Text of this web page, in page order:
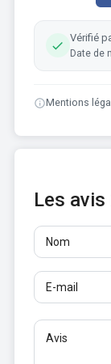
Vérifié
Date de
Mentions
Les avis
Nom
E-mail
Avis
Au moins 10